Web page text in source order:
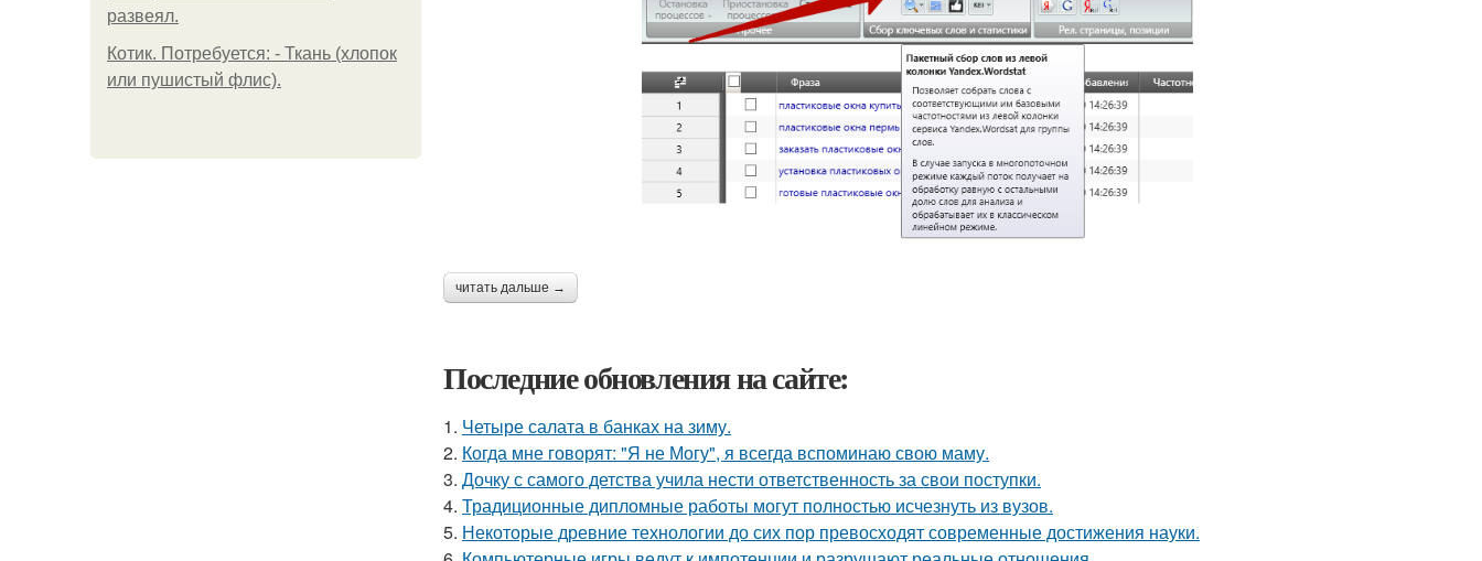
развеял.
Котик. Потребуется: - Ткань (хлопок
или пушистый флис).
читать дальше →
Последние обновления на сайте:
1. Четыре салата в банках на зиму.
2. Когда мне говорят: "Я не Могу", я всегда вспоминаю свою маму.
3. Дочку с самого детства учила нести ответственность за свои поступки.
4. Традиционные дипломные работы могут полностью исчезнуть из вузов.
5. Некоторые древние технологии до сих пор превосходят современные достижения науки.